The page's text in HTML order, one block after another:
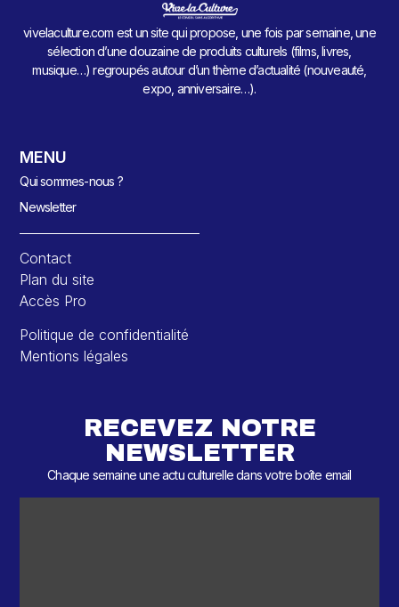
vivelaculture.com est un site qui propose, une fois par semaine, une
sélection d’une douzaine de produits culturels (films, livres,
musique…) regroupés autour d’un thème d’actualité (nouveauté,
expo, anniversaire…).
MENU
Qui sommes-nous ?
Newsletter
Contact
Plan du site
Accès Pro
Politique de confidentialité
Mentions légales
RECEVEZ NOTRE
NEWSLETTER
Chaque semaine une actu culturelle dans votre boîte email